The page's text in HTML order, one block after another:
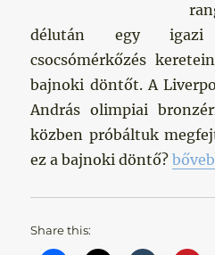
délután egy igazi
csocsómérkőzés
bajnoki döntőt. A
András olimpiai
közben próbáltuk
ez a bajnoki döntő?
Share this: